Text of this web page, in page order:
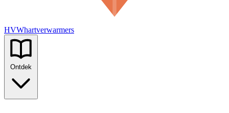
HVWhartverwarmers
Ontdek